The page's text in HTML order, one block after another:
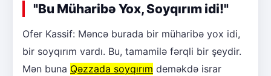
"Bu Müharibə Yox, Soyqırım idi!"
Ofer Kassif: Məncə burada bir müharibə yox idi,
bir soyqırım vardı. Bu, tamamilə fərqli bir şeydir.
Mən buna Qəzzada soyqırım deməkdə israr